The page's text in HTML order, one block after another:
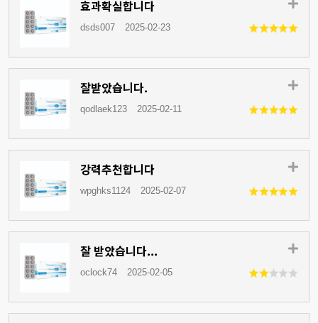
효과확실합니다
dsds007 2025-02-23
잘받았습니다.
qodlaek123 2025-02-11
강력추천합니다
wpghks1124 2025-02-07
잘 받았습니다...
oclock74 2025-02-05